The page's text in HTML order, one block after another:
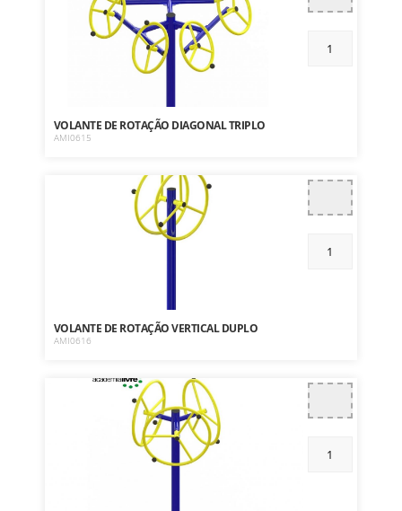
VOLANTE DE ROTAÇÃO DIAGONAL TRIPLO
AMI0615
VOLANTE DE ROTAÇÃO VERTICAL DUPLO
AMI0616